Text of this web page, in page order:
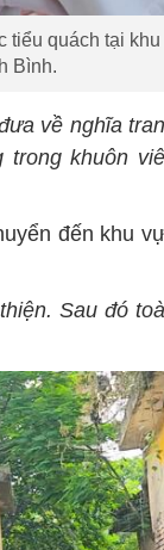
tiểu quách tại khu
Bình.
về nghĩa
khuôn
đến khu
Sau đó